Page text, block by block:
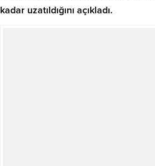
kadar uzatıldığını açıkladı.